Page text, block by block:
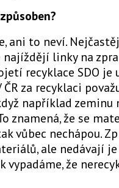
ani to neví.
najíždějí linky na
recyklace SDO je
ČR za recyklaci
například zeminu
znamená, že se
vůbec nechápou.
ale nedávají
vypadáme, že